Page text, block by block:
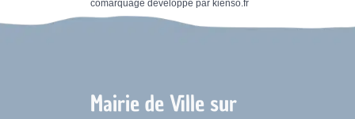
comarquage developpé par kienso.fr
Mairie de Ville sur